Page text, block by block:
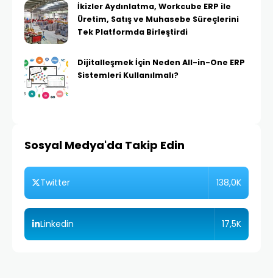
İkizler Aydınlatma, Workcube ERP ile
Üretim, Satış ve Muhasebe Süreçlerini
Tek Platformda Birleştirdi
Dijitalleşmek İçin Neden All-in-One ERP
Sistemleri Kullanılmalı?
Sosyal Medya'da Takip Edin
Twitter 138,0K
Linkedin 17,5K